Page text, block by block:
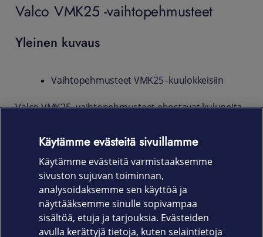
Valco VMK25 -vaihtopehmusteet
Yleinen kuvaus
Vaihtopehmusteet VMK25 -kuulokkeisiin
Valco VMK25 -vaihtopehmusteet ehostavat kuluneita
Tuotekoodit
PEHMUSTE VMK-25 Musta
PEHMUSTE VMK-25-W Valkoinen
Käytämme evästeitä sivuillamme
Käytämme evästeitä varmistaaksemme
sivuston sujuvan toiminnan,
analysoidaksemme sen käyttöä ja
näyttääksemme sinulle sopivampaa
sisältöä, etuja ja tarjouksia. Evästeiden
avulla kerättyjä tietoja, kuten selaintietoja